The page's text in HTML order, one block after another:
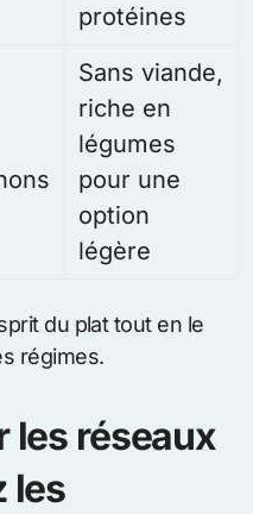
protéines
Sans viande,
riche en
légumes
pour une
option
légère
du plat tout en le
régimes.
les réseaux
les